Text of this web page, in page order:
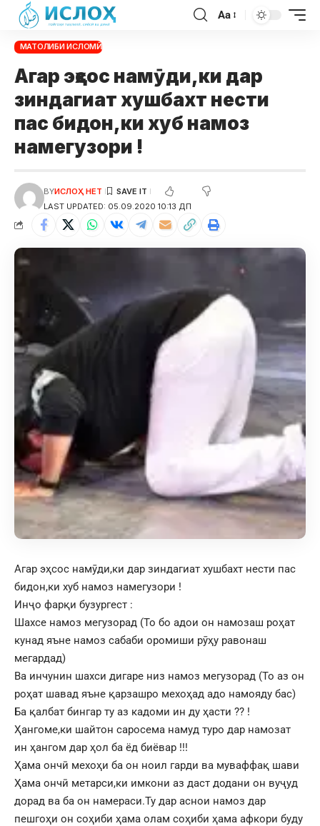
Aa
МАТОЛИБИ ИСЛОМӢ
Агар эҳсос намӯди,ки дар
зиндагиат хушбахт нести
пас бидон,ки хуб намоз
намегузори !
LAST UPDATED: 05.09.2020 10:13 ДП
BYИСЛОҲ НЕТ
Агар эҳсос намӯди,ки дар зиндагиат хушбахт нести пас
бидон,ки хуб намоз намегузори !
Инҷо фарқи бузургест :
Шахсе намоз мегузорад (То бо адои он намозаш роҳат
кунад яъне намоз сабаби оромиши рӯҳу равонаш
мегардад)
Ва инчунин шахси дигаре низ намоз мегузорад (То аз он
роҳат шавад яъне қарзашро мехоҳад адо намояду бас)
Ба қалбат бингар ту аз кадоми ин ду ҳасти ?? !
Ҳангоме,ки шайтон саросема намуд туро дар намозат
ин ҳангом дар ҳол ба ёд биёвар !!!
Ҳама ончӣ мехоҳи ба он ноил гарди ва муваффақ шави
Ҳама ончӣ метарси,ки имкони аз даст додани он вуҷуд
дорад ва ба он намераси.Ту дар аснои намоз дар
пешгоҳи он соҳиби ҳама олам соҳиби ҳама афкори буду